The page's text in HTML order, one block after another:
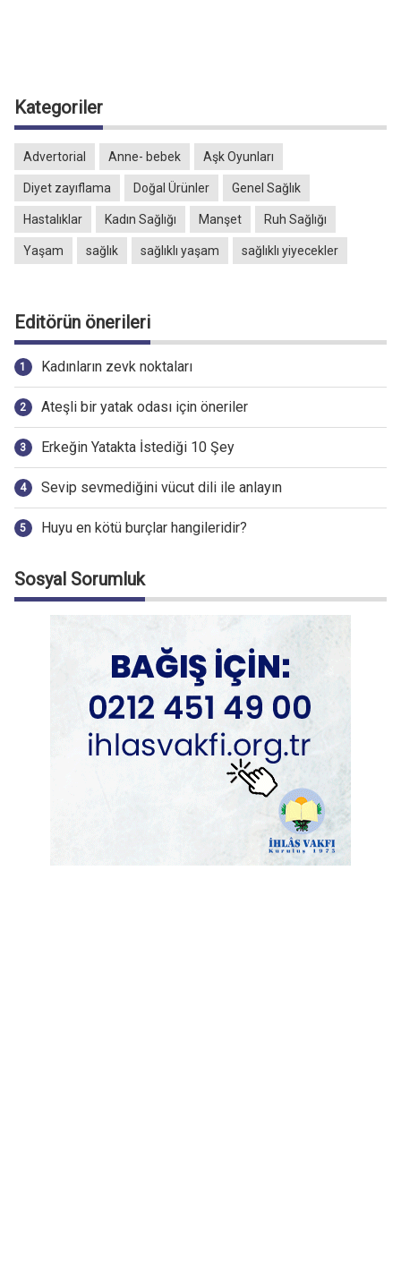
Kategoriler
Advertorial Anne- bebek Aşk Oyunları
Diyet zayıflama Doğal Ürünler Genel Sağlık
Hastalıklar Kadın Sağlığı Manşet Ruh Sağlığı
Yaşam sağlık sağlıklı yaşam sağlıklı yiyecekler
Editörün önerileri
Kadınların zevk noktaları
Ateşli bir yatak odası için öneriler
Erkeğin Yatakta İstediği 10 Şey
Sevip sevmediğini vücut dili ile anlayın
Huyu en kötü burçlar hangileridir?
Sosyal Sorumluk